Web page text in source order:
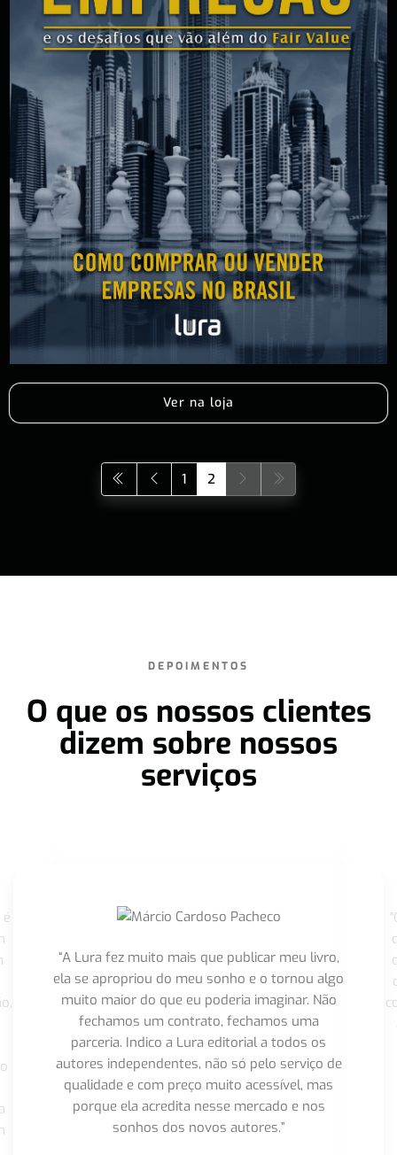
Ver na loja
1 2
DEPOIMENTOS
O que os nossos clientes
dizem sobre nossos
serviços
“A Lura fez muito mais que publicar meu livro,
ela se apropriou do meu sonho e o tornou algo
muito maior do que eu poderia imaginar. Não
fechamos um contrato, fechamos uma
parceria. Indico a Lura editorial a todos os
autores independentes, não só pelo serviço de
qualidade e com preço muito acessível, mas
porque ela acredita nesse mercado e nos
sonhos dos novos autores.”